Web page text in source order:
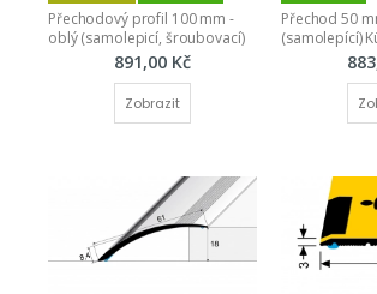
Přechodový profil 100 mm -
oblý (samolepicí, šroubovací)
891,00 Kč
Zobrazit
Přechod 50
(samolepící)